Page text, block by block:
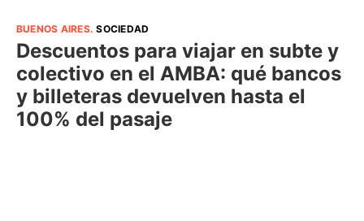
BUENOS AIRES.SOCIEDAD
Descuentos para viajar en subte y
colectivo en el AMBA: qué bancos
y billeteras devuelven hasta el
100% del pasaje